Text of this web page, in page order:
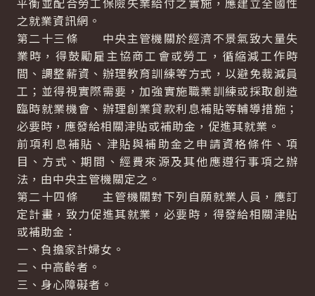
之就業資訊網。
第二十三條 中央主管機關於經濟不景氣致大量失
業時，得鼓勵雇主協商工會或勞工，循縮減工作時
間、調整薪資、辦理教育訓練等方式，以避免裁減員
工；並得視實際需要，加強實施職業訓練或採取創造
臨時就業機會、辦理創業貸款利息補貼等輔導措施；
必要時，應發給相關津貼或補助金，促進其就業。
前項利息補貼、津貼與補助金之申請資格條件、項
目、方式、期間、經費來源及其他應遵行事項之辦
法，由中央主管機關定之。
第二十四條 主管機關對下列自願就業人員，應訂
定計畫，致力促進其就業，必要時，得發給相關津貼
或補助金：
一、負擔家計婦女。
二、中高齡者。
三、身心障礙者。